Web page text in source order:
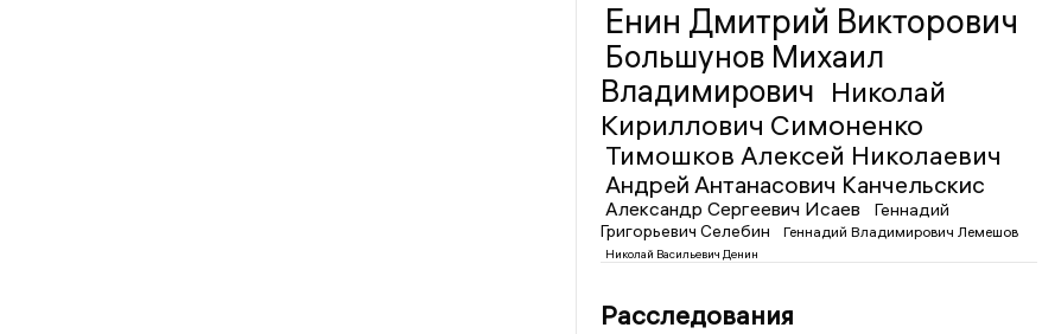
Енин Дмитрий Викторович
Большунов Михаил
Владимирович Николай
Кириллович Симоненко
Тимошков Алексей Николаевич
Андрей Антанасович Канчельскис
Александр Сергеевич Исаев
Геннадий
Григорьевич Селебин
Геннадий Владимирович Лемешов
Николай Васильевич Денин
Расследования